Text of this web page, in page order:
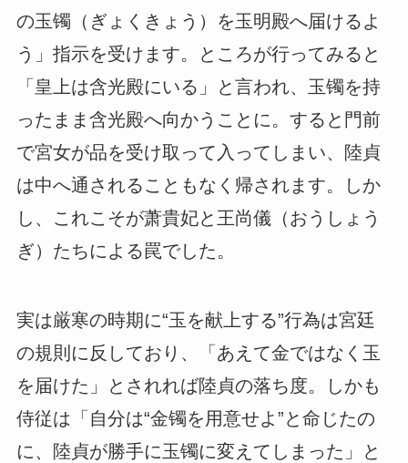
の玉镯（ぎょくきょう）を玉明殿へ届けるよ
う」指示を受けます。ところが行ってみると
「皇上は含光殿にいる」と言われ、玉镯を持
ったまま含光殿へ向かうことに。すると門前
で宮女が品を受け取って入ってしまい、陸貞
は中へ通されることもなく帰されます。しか
し、これこそが萧貴妃と王尚儀（おうしょう
ぎ）たちによる罠でした。
実は厳寒の時期に“玉を献上する”行為は宮廷
の規則に反しており、「あえて金ではなく玉
を届けた」とされれば陸貞の落ち度。しかも
侍従は「自分は“金镯を用意せよ”と命じたの
に、陸貞が勝手に玉镯に変えてしまった」と